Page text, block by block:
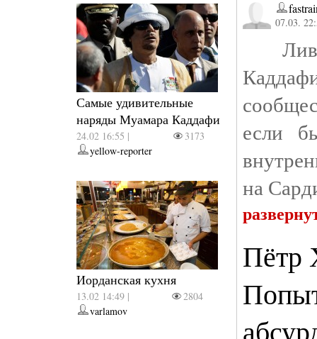
Самые удивительные
наряды Муамара Каддафи
24.02 16:55 |
3173
yellow-reporter
Иорданская кухня
13.02 14:49 |
2804
varlamov
07.03.
если
на
Пётр